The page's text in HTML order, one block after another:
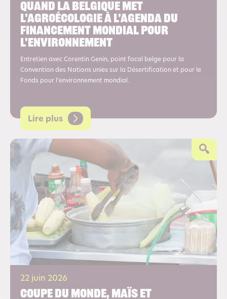
Quand la Belgique met
l’agroécologie à l’agenda du
financement mondial pour
l’environnement
Entretien avec Corentin Genin, point focal belge pour la
Convention des Nations unies sur la Désertification et pour le
Fonds pour l’environnement mondial.
Lire plus
22 juin 2026
Coupe du monde, maïs et